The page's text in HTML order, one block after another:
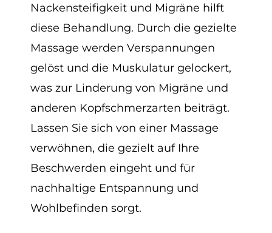
Nackensteifigkeit und Migräne hilft
diese Behandlung. Durch die gezielte
Massage werden Verspannungen
gelöst und die Muskulatur gelockert,
was zur Linderung von Migräne und
anderen Kopfschmerzarten beiträgt.
Lassen Sie sich von einer Massage
verwöhnen, die gezielt auf Ihre
Beschwerden eingeht und für
nachhaltige Entspannung und
Wohlbefinden sorgt.